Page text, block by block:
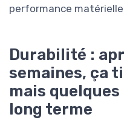
performance
Durabilité :
semaines, ça
mais quelques
long terme